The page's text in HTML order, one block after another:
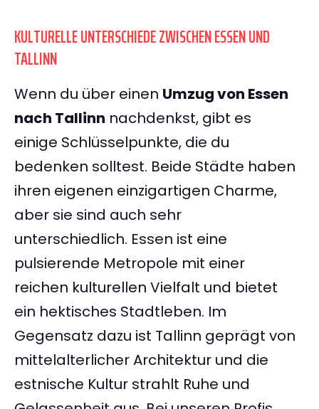
KULTURELLE UNTERSCHIEDE ZWISCHEN ESSEN UND
TALLINN
Wenn du über einen Umzug von Essen
nach Tallinn nachdenkst, gibt es
einige Schlüsselpunkte, die du
bedenken solltest. Beide Städte haben
ihren eigenen einzigartigen Charme,
aber sie sind auch sehr
unterschiedlich. Essen ist eine
pulsierende Metropole mit einer
reichen kulturellen Vielfalt und bietet
ein hektisches Stadtleben. Im
Gegensatz dazu ist Tallinn geprägt von
mittelalterlicher Architektur und die
estnische Kultur strahlt Ruhe und